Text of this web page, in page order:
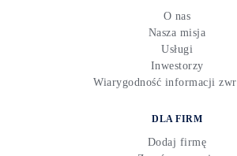
O nas
Nasza misja
Usługi
Inwestorzy
Wiarygodność informacji
DLA FIRM
Dodaj firmę